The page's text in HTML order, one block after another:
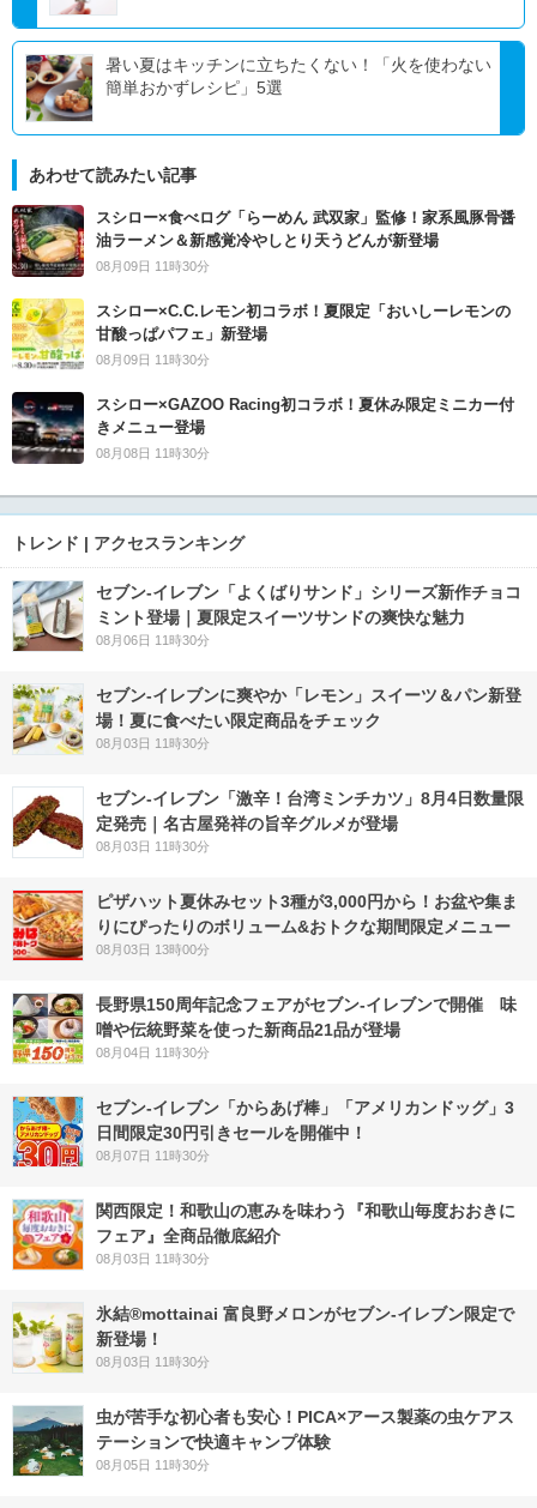
暑い夏はキッチンに立ちたくない！「火を使わない
簡単おかずレシピ」5選
あわせて読みたい記事
スシロー×食べログ「らーめん 武双家」監修！家系風豚骨醤
油ラーメン＆新感覚冷やしとり天うどんが新登場
08月09日 11時30分
スシロー×C.C.レモン初コラボ！夏限定「おいしーレモンの
甘酸っぱパフェ」新登場
08月09日 11時30分
スシロー×GAZOO Racing初コラボ！夏休み限定ミニカー付
きメニュー登場
08月08日 11時30分
トレンド | アクセスランキング
セブン‐イレブン「よくばりサンド」シリーズ新作チョコ
ミント登場｜夏限定スイーツサンドの爽快な魅力
08月06日 11時30分
セブン‐イレブンに爽やか「レモン」スイーツ＆パン新登
場！夏に食べたい限定商品をチェック
08月03日 11時30分
セブン-イレブン「激辛！台湾ミンチカツ」8月4日数量限
定発売｜名古屋発祥の旨辛グルメが登場
08月03日 11時30分
ピザハット夏休みセット3種が3,000円から！お盆や集ま
りにぴったりのボリューム&おトクな期間限定メニュー
08月03日 13時00分
長野県150周年記念フェアがセブン-イレブンで開催 味
噌や伝統野菜を使った新商品21品が登場
08月04日 11時30分
セブン‐イレブン「からあげ棒」「アメリカンドッグ」3
日間限定30円引きセールを開催中！
08月07日 11時30分
関西限定！和歌山の恵みを味わう『和歌山毎度おおきに
フェア』全商品徹底紹介
08月03日 11時30分
氷結®mottainai 富良野メロンがセブン‐イレブン限定で
新登場！
08月03日 11時30分
虫が苦手な初心者も安心！PICA×アース製薬の虫ケアス
テーションで快適キャンプ体験
08月05日 11時30分